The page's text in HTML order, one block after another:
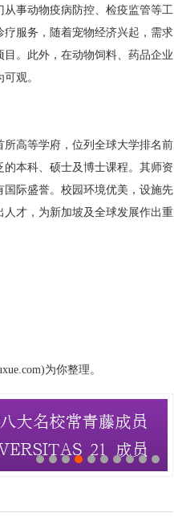
事动物疫病防控、检疫监管等工
服务，随着宠物经济兴起，需求
。此外，在动物饲料、药品企业
观。
所高等学府，位列全球大学排名前
本科、硕士及博士课程。其师资
际盛誉。校园环境优美，设施先
才，为新加坡及全球发展作出重
为你整理。